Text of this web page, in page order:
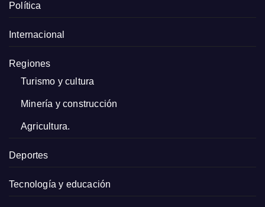
Política
Internacional
Regiones
Turismo y cultura
Minería y construcción
Agricultura.
Deportes
Tecnología y educación